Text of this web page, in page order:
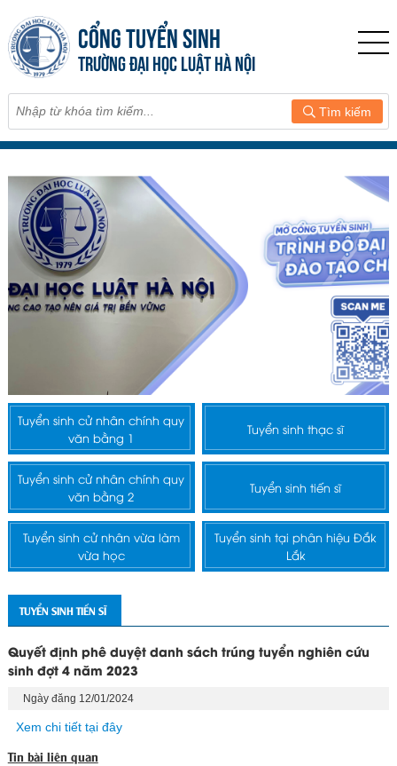
CỔNG TUYỂN SINH
TRƯỜNG ĐẠI HỌC LUẬT HÀ NỘI
Tìm kiếm
Tuyển sinh cử nhân chính quy
văn bằng 1
Tuyển sinh thạc sĩ
Tuyển sinh cử nhân chính quy
văn bằng 2
Tuyển sinh tiến sĩ
Tuyển sinh cử nhân vừa làm
vừa học
Tuyển sinh tại phân hiệu Đắk
Lắk
TUYỂN SINH TIẾN SĨ
Quyết định phê duyệt danh sách trúng tuyển nghiên cứu
sinh đợt 4 năm 2023
Ngày đăng 12/01/2024
Xem chi tiết tại đây
Tin bài liên quan